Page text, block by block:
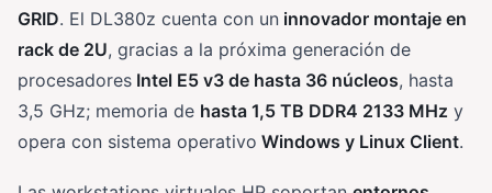
GRID. El DL380z cuenta con un innovador montaje en
rack de 2U, gracias a la próxima generación de
procesadores Intel E5 v3 de hasta 36 núcleos, hasta
3,5 GHz; memoria de hasta 1,5 TB DDR4 2133 MHz y
opera con sistema operativo Windows y Linux Client.